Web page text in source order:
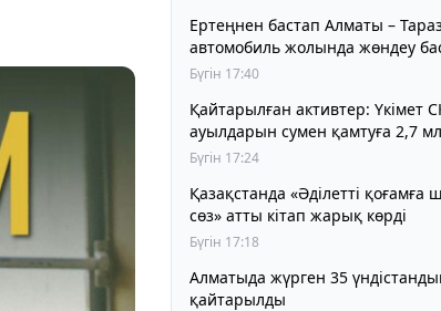
Ертеңнен бастап Алматы –
автомобиль жолында жөндеу
Бүгін 17:40
Қайтарылған активтер: Үкімет
ауылдарын сумен қамтуға 2,7
бөлді
Бүгін 17:24
Қазақстанда «Әділетті
сөз» атты кітап жарық көрді
Бүгін 17:18
Алматыда жүрген 35 үндістандық
қайтарылды